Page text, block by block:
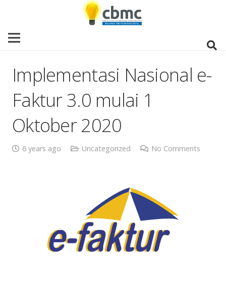
Implementasi Nasional e-
Faktur 3.0 mulai 1
Oktober 2020
6 years ago Uncategorized No Comments